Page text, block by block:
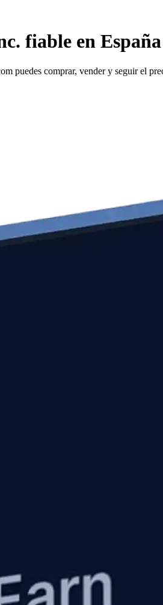
fiable en España
puedes comprar, vender y seguir el